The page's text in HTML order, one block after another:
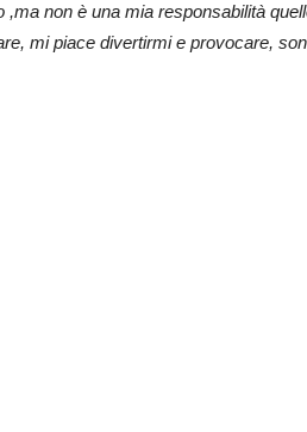
,ma non è una mia responsabilità
mi piace divertirmi e provocare,